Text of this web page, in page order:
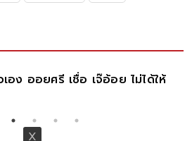
อง ออยศรี เชื่อ เจ๊อ้อย ไม่ได้ให้